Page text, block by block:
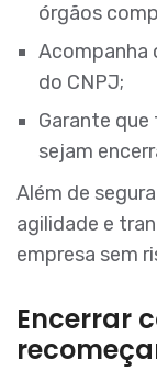
órgãos
Acompanha
do CNPJ;
Garante
sejam
Além de
agilidade e
empresa sem
Encerrar